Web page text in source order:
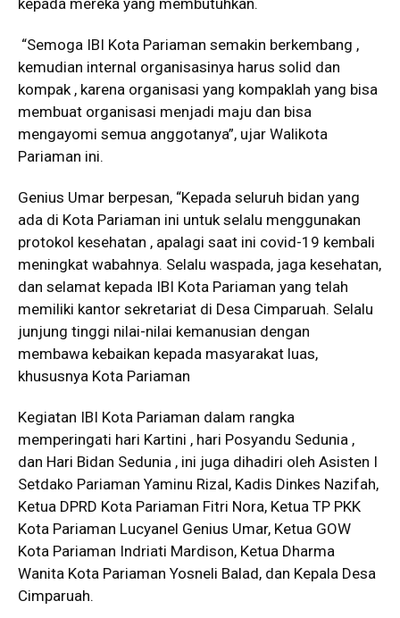
kepada mereka yang membutuhkan.
“Semoga IBI Kota Pariaman semakin berkembang ,
kemudian internal organisasinya harus solid dan
kompak , karena organisasi yang kompaklah yang bisa
membuat organisasi menjadi maju dan bisa
mengayomi semua anggotanya”, ujar Walikota
Pariaman ini.
Genius Umar berpesan, “Kepada seluruh bidan yang
ada di Kota Pariaman ini untuk selalu menggunakan
protokol kesehatan , apalagi saat ini covid-19 kembali
meningkat wabahnya. Selalu waspada, jaga kesehatan,
dan selamat kepada IBI Kota Pariaman yang telah
memiliki kantor sekretariat di Desa Cimparuah. Selalu
junjung tinggi nilai-nilai kemanusian dengan
membawa kebaikan kepada masyarakat luas,
khususnya Kota Pariaman
Kegiatan IBI Kota Pariaman dalam rangka
memperingati hari Kartini , hari Posyandu Sedunia ,
dan Hari Bidan Sedunia , ini juga dihadiri oleh Asisten I
Setdako Pariaman Yaminu Rizal, Kadis Dinkes Nazifah,
Ketua DPRD Kota Pariaman Fitri Nora, Ketua TP PKK
Kota Pariaman Lucyanel Genius Umar, Ketua GOW
Kota Pariaman Indriati Mardison, Ketua Dharma
Wanita Kota Pariaman Yosneli Balad, dan Kepala Desa
Cimparuah.